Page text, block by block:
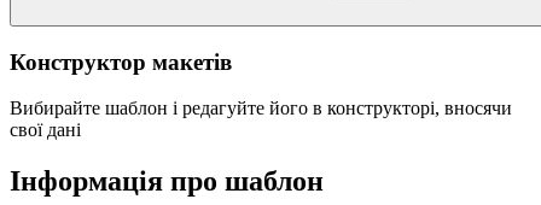
Конструктор макетів
Вибирайте шаблон і редагуйте його в конструкторі, вносячи
свої дані
Інформація про шаблон